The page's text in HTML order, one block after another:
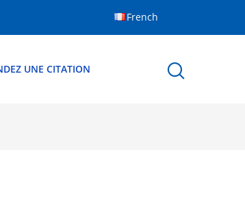
French
UNE CITATION